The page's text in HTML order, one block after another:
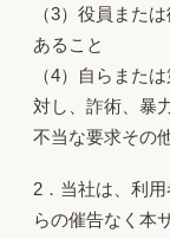
（3）役員また
あること
（4）自らまた
対し、詐術、暴
不当な要求その
2．当社は、利
らの催告なく本